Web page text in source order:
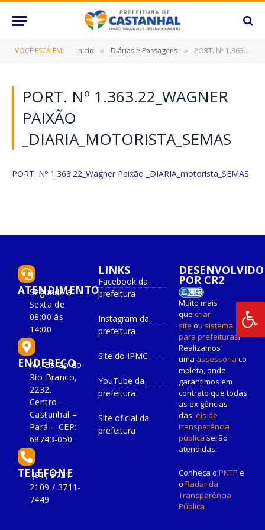
VOCÊ ESTÁ EM: Inicio » Diárias e Passagens » PORT. Nº 1.363.22_Wagner Paixão _DIARIA_motorista_SEMAS
PORT. Nº 1.363.22_WAGNER
PAIXÃO
_DIARIA_MOTORISTA_SEMAS
PORT. Nº 1.363.22_Wagner Paixão _DIARIA_motorista_SEMAS
ATENDIMENTO
Segunda à
Sexta de
08:00 às
14:00
ENDEREÇO
Av. Barão do
Rio Branco,
2232.
Centro –
Castanhal –
Pará – CEP:
68743-050
TELEFONE
(91) 3721-
2109 / 3711-
7449
LINKS
Facebook da
prefeitura
Instagram da
prefeitura
Site do IPMC
YouTube da
prefeitura
Site oficial da
prefeitura
DESENVOLVIDO
POR CR2
Muito mais
que criar
site ou sistema
para prefeituras!
Realizamos
uma assessoria co
mpleta, onde
garantimos em
contrato que todas
as exigências
das leis de
transparência
pública serão
atendidas.
Conheça o PNTP e
o Radar da
Transparência
Pública